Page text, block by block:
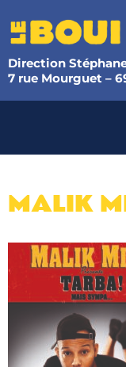
Direction
7 rue Mourguet –
MALIK